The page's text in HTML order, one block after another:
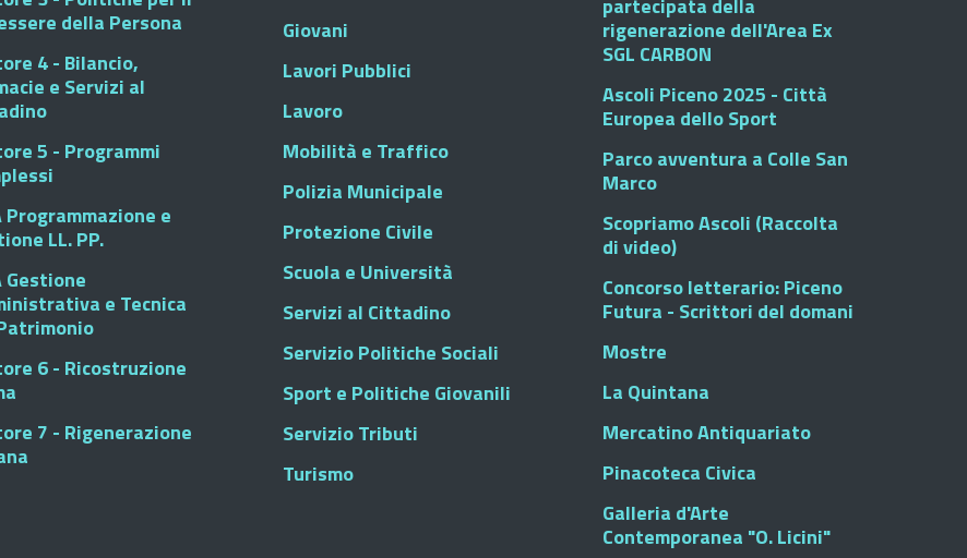
della Persona
4 - Bilancio,
e Servizi al
5 - Programmi
Programmazione e
LL. PP.
Gestione
e Tecnica
6 - Ricostruzione
7 - Rigenerazione
Giovani
Lavori Pubblici
Lavoro
Mobilità e Traffico
Polizia Municipale
Protezione Civile
Scuola e Università
Servizi al Cittadino
Servizio Politiche Sociali
Sport e Politiche Giovanili
Servizio Tributi
Turismo
partecipata della
rigenerazione dell'Area Ex
SGL CARBON
Ascoli Piceno 2025 - Città
Europea dello Sport
Parco avventura a Colle San
Marco
Scopriamo Ascoli (Raccolta
di video)
Concorso letterario: Piceno
Futura - Scrittori del domani
Mostre
La Quintana
Mercatino Antiquariato
Pinacoteca Civica
Galleria d'Arte
Contemporanea "O. Licini"